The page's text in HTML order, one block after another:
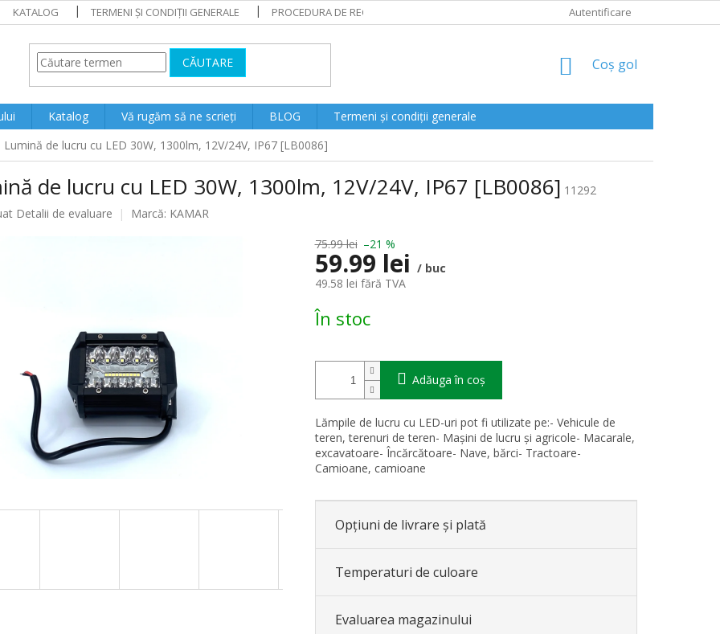
KATALOG TERMENI ȘI CONDIȚII GENERALE PROCEDURA DE RECLAMAȚII Autentificare
CĂUTARE
COŞ
CUMPĂRĂTURI
Coş gol
Katalog Vă rugăm să ne scrieți BLOG
Termeni și condiții generale
Lumină de lucru cu LED 30W, 1300lm, 12V/24V, IP67 [LB0086]
de lucru cu LED 30W, 1300lm, 12V/24V, IP67 [LB0086] 11292
Detalii de evaluare Marcă: KAMAR
75.99 lei –21 %
59.99 lei / buc
49.58 lei fără TVA
Evaluare
preţ:
În stoc
Adăuga în coş
Lămpile de lucru cu LED-uri pot fi utilizate pe:- Vehicule de
teren, terenuri de teren- Mașini de lucru și agricole- Macarale,
excavatoare- Încărcătoare- Nave, bărci- Tractoare-
Camioane, camioane
Opțiuni de livrare și plată
Temperaturi de culoare
Evaluarea magazinului